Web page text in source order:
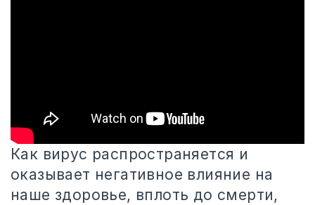
Как вирус распространяется и
оказывает негативное влияние на
наше здоровье, вплоть до смерти,